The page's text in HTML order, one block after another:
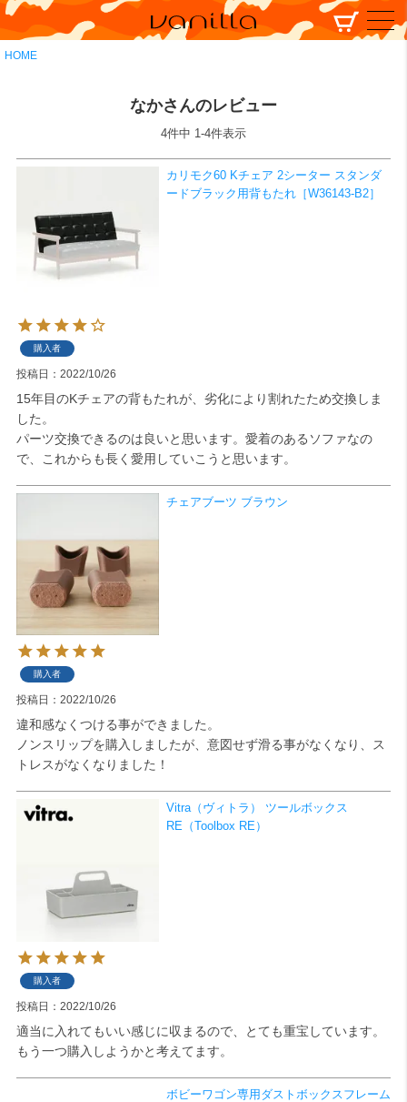
HOME
検索
なかさんのレビュー
4件中 1-4件表示
カリモク60 Kチェア 2シーター スタンダ
ードブラック用背もたれ［W36143-B2］
購入者
投稿日 2022/10/26
15年目のKチェアの背もたれが、劣化により割れたため交換しま
した。
パーツ交換できるのは良いと思います。愛着のあるソファなの
で、これからも長く愛用していこうと思います。
チェアブーツ ブラウン
購入者
投稿日 2022/10/26
違和感なくつける事ができました。
ノンスリップを購入しましたが、意図せず滑る事がなくなり、ス
トレスがなくなりました！
Vitra（ヴィトラ） ツールボックス
RE（Toolbox RE）
購入者
投稿日 2022/10/26
適当に入れてもいい感じに収まるので、とても重宝しています。
もう一つ購入しようかと考えてます。
ボビーワゴン専用ダストボックスフレーム